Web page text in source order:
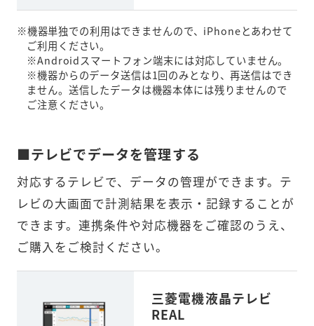
※機器単独での利用はできませんので、iPhoneとあわせて
ご利用ください。
※Androidスマートフォン端末には対応していません。
※機器からのデータ送信は1回のみとなり、再送信はでき
ません。送信したデータは機器本体には残りませんので
ご注意ください。
■テレビでデータを管理する
対応するテレビで、データの管理ができます。テ
レビの大画面で計測結果を表示・記録することが
できます。連携条件や対応機器をご確認のうえ、
ご購入をご検討ください。
三菱電機液晶テレビ
REAL